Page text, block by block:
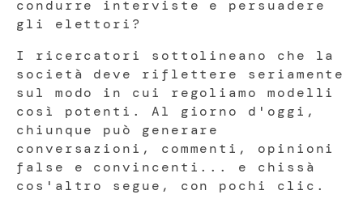
condurre interviste e persuadere
gli elettori?
I ricercatori sottolineano che la
società deve riflettere seriamente
sul modo in cui regoliamo modelli
così potenti. Al giorno d'oggi,
chiunque può generare
conversazioni, commenti, opinioni
false e convincenti... e chissà
cos'altro segue, con pochi clic.